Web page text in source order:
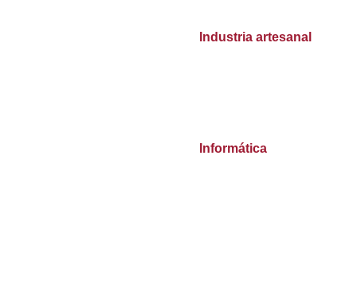
Industria artesanal
Informática